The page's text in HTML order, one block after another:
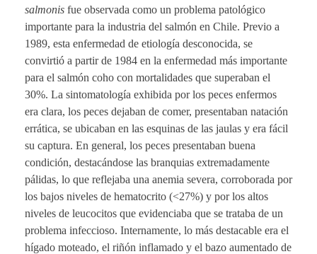
salmonis fue observada como un problema patológico
importante para la industria del salmón en Chile. Previo a
1989, esta enfermedad de etiología desconocida, se
convirtió a partir de 1984 en la enfermedad más importante
para el salmón coho con mortalidades que superaban el
30%. La sintomatología exhibida por los peces enfermos
era clara, los peces dejaban de comer, presentaban natación
errática, se ubicaban en las esquinas de las jaulas y era fácil
su captura. En general, los peces presentaban buena
condición, destacándose las branquias extremadamente
pálidas, lo que reflejaba una anemia severa, corroborada por
los bajos niveles de hematocrito (<27%) y por los altos
niveles de leucocitos que evidenciaba que se trataba de un
problema infeccioso. Internamente, lo más destacable era el
hígado moteado, el riñón inflamado y el bazo aumentado de